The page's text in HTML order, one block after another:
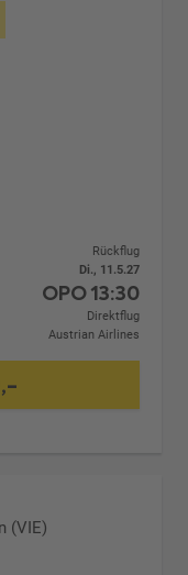
Rückflug
Di., 11.5.27
OPO13:30
Direktflug
Austrian Airlines
(VIE)